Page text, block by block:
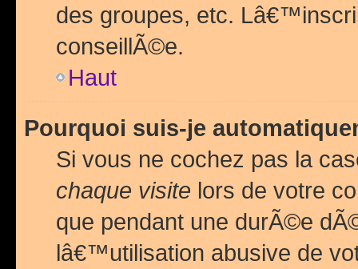
des groupes, etc.
conseillÃ©e.
Haut
Pourquoi suis-je
Si vous ne cochez pas la
chaque visite lors de votre
que pendant une durÃ©e
lâ€™utilisation abusive de